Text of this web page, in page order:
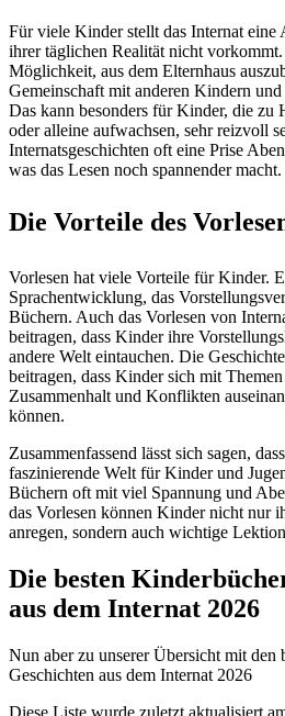
Für viele Kinder stellt das Internat eine
ihrer täglichen Realität nicht
Möglichkeit, aus dem Elternhaus
Gemeinschaft mit anderen Kindern
Das kann besonders für Kinder, die zu
oder alleine aufwachsen, sehr reizvoll
Internatsgeschichten oft eine Prise
was das Lesen noch spannender macht.
Die Vorteile des
Vorlesen hat viele Vorteile für Kinder.
Sprachentwicklung, das
Büchern. Auch das Vorlesen von
beitragen, dass Kinder ihre
andere Welt eintauchen. Die
beitragen, dass Kinder sich mit
Zusammenhalt und Konflikten
können.
Zusammenfassend lässt sich sagen,
faszinierende Welt für Kinder und
Büchern oft mit viel Spannung und
das Vorlesen können Kinder nicht nur
anregen, sondern auch wichtige
Die besten
aus dem Internat 2026
Nun aber zu unserer Übersicht mit den
Geschichten aus dem Internat 2026